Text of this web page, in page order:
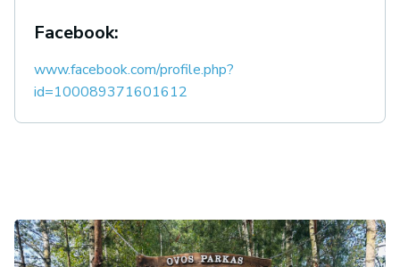
Facebook:
www.facebook.com/profile.php?
id=100089371601612